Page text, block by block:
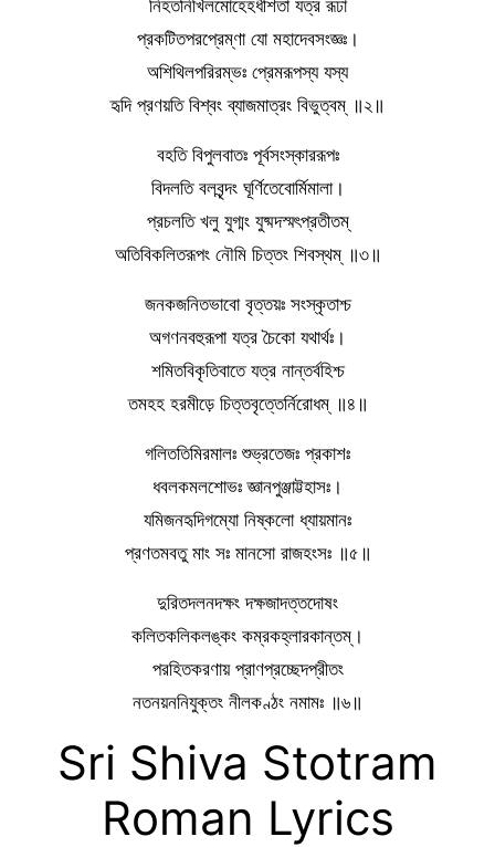
নিহতনিখিলমোহেহধীশতা যত্র রূঢা
প্রকটিতপরপ্রেম্ণা যো মহাদেবসংজ্ঞঃ।
অশিথিলপরিরম্ভঃ প্রেমরূপস্য যস্য
হৃদি প্রণয়তি বিশ্বং ব্যাজমাত্রং বিভুত্বম্ ॥২॥
বহতি বিপুলবাতঃ পূর্বসংস্কাররূপঃ
বিদলতি বলবৃন্দং ঘূর্ণিতেবোর্মিমালা।
প্রচলতি খলু যুগ্মং যুষ্মদস্মৎপ্রতীতম্
অতিবিকলিতরূপং নৌমি চিত্তং শিবস্থম্ ॥৩॥
জনকজনিতভাবো বৃত্তয়ঃ সংস্কৃতাশ্চ
অগণনবহুরূপা যত্র চৈকো যথার্থঃ।
শমিতবিকৃতিবাতে যত্র নান্তর্বহিশ্চ
তমহহ হরমীড়ে চিত্তবৃত্তের্নিরোধম্ ॥৪॥
গলিততিমিরমালঃ শুভ্রতেজঃ প্রকাশঃ
ধবলকমলশোভঃ জ্ঞানপুঞ্জাট্টহাসঃ।
যমিজনহৃদিগম্যো নিষ্কলো ধ্যায়মানঃ
প্রণতমবতু মাং সঃ মানসো রাজহংসঃ ॥৫॥
দুরিতদলনদক্ষং দক্ষজাদত্তদোষং
কলিতকলিকলঙ্কং কম্রকহ্লারকান্তম্।
পরহিতকরণায় প্রাণপ্রচ্ছেদপ্রীতং
নতনয়ননিযুক্তং নীলকণ্ঠং নমামঃ ॥৬॥
Sri Shiva Stotram
Roman Lyrics